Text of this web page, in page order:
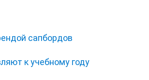
сапбордов
к учебному году